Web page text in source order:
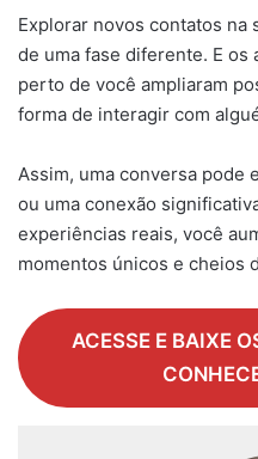
Explorar novos contatos na
de uma fase diferente. E os
perto de você ampliaram
forma de interagir com
Assim, uma conversa pode
ou uma conexão
experiências reais, você
momentos únicos e cheios
ACESSE E BAIXE